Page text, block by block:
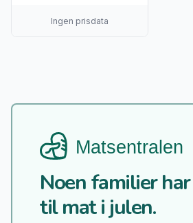
Ingen prisdata
Noen familier
til mat i julen.